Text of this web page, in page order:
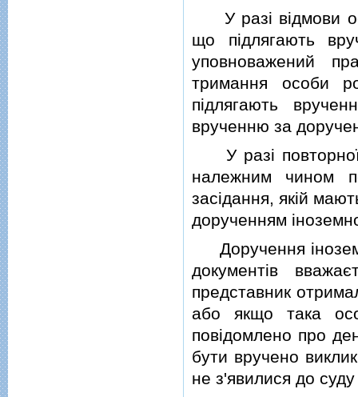
У разi вiдмови
що пiдлягають
уповноважений
тримання особи
пiдлягають
врученню за
У разi повторної
належним чином
засiдання, якiй
дорученням
Доручення
документiв
представник
або якщо така
повiдомлено про
бути вручено
не з'явилися до